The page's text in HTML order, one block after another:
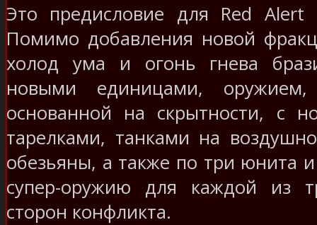
Это предисловие для Red Alert
Помимо добавления новой
холод ума и огонь гнева
новыми единицами, оружием,
основанной на скрытности, с
тарелками, танками на
обезьяны, а также по три юнита
супер-оружию для каждой из
сторон конфликта.